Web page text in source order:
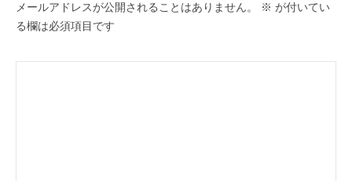
メールアドレスが公開されることはありません。 ※ が付いてい
る欄は必須項目です